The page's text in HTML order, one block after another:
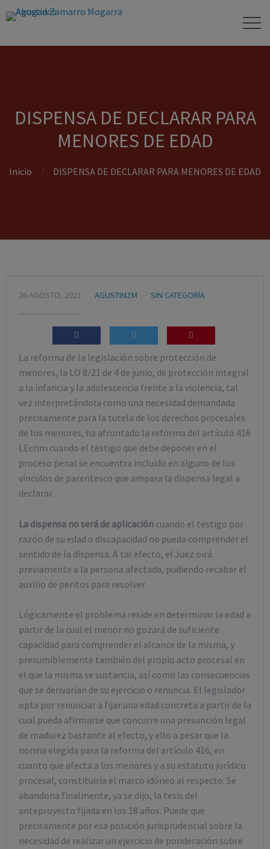
DISPENSA DE DECLARAR PARA
MENORES DE EDAD
Inicio DISPENSA DE DECLARAR PARA MENORES DE EDAD
26 AGOSTO, 2021 AGUSTINZM SIN CATEGORÍA
La reforma de la legislación sobre protección de
menores, la LO 8/21 de 4 de junio, de protección integral
a la infancia y la adolescencia frente a la violencia, tal
vez interpretándola como una necesidad demandada
precisamente para la tutela de los derechos procesales
de los menores, ha afrontado la reforma del artículo 416
LEcrim cuando el testigo que debe deponer en el
proceso penal se encuentra incluido en alguno de los
vínculos de parentesco que ampara la dispensa legal a
declarar.
La dispensa no será de aplicación cuando el testigo por
razón de su edad o discapacidad no pueda comprender el
sentido de la dispensa. A tal efecto, el Juez oirá
previamente a la persona afectada, pudiendo recabar el
auxilio de peritos para resolver.
Lógicamente el problema reside en determinar la edad a
partir de la cual el menor no gozará de suficiente
capacidad para comprender el alcance de la misma, y
presumiblemente también del propio acto procesal en
el que la misma se sustancia, así como las consecuencias
que se derivarían de su ejercicio o renuncia. El legislador
opta por renunciar a fijar una edad concreta a partir de la
cual pueda afirmarse que concurre una presunción legal
de madurez bastante al efecto, y ello a pesar que la
norma elegida para la reforma del artículo 416, en
cuanto que afecta a los menores y a su estatuto jurídico
procesal, constituiría el marco idóneo al respecto. Se
abandona finalmente, ya se dijo, la tesis del
anteproyecto fijada en los 18 años. Puede que
precisamente por esa posición jurisprudencial sobre la
necesidad de realizar un ejercicio de ponderación sobre